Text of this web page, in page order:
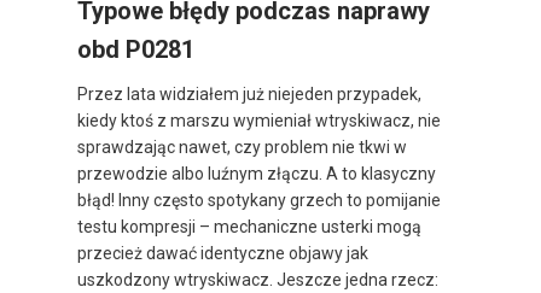
Typowe błędy podczas naprawy
obd P0281
Przez lata widziałem już niejeden przypadek,
kiedy ktoś z marszu wymieniał wtryskiwacz, nie
sprawdzając nawet, czy problem nie tkwi w
przewodzie albo luźnym złączu. A to klasyczny
błąd! Inny często spotykany grzech to pomijanie
testu kompresji – mechaniczne usterki mogą
przecież dawać identyczne objawy jak
uszkodzony wtryskiwacz. Jeszcze jedna rzecz: